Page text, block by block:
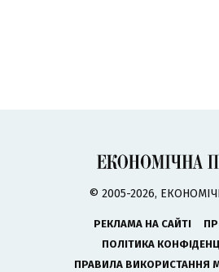
© 2005-2026,
РЕКЛАМА НА САЙТІ
ПОЛІТИКА
ПРАВИЛА ВИКОРИСТАННЯ